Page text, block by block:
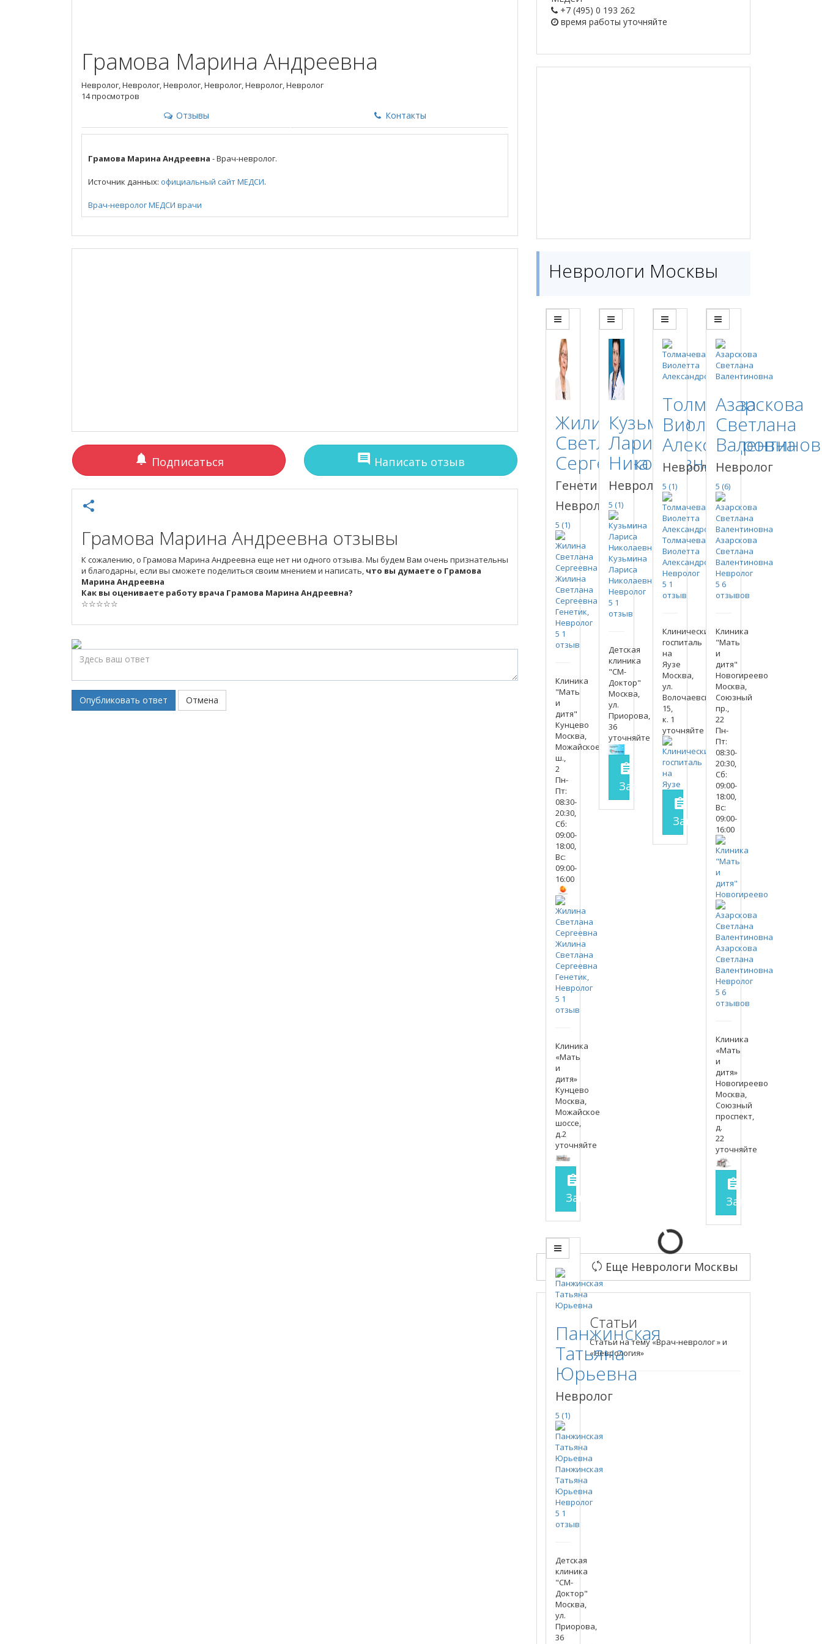
Грамова Марина Андреевна
Невролог, Невролог, Невролог, Невролог, Невролог, Невролог
14 просмотров
Отзывы Контакты
Грамова Марина Андреевна - Врач-невролог.
Источник данных: официальный сайт МЕДСИ.
Врач-неврологМЕДСИ врачи
notifications Подписаться comment Написать отзыв
share
Грамова Марина Андреевна отзывы
К сожалению, о Грамова Марина Андреевна еще нет ни одного отзыва. Мы будем Вам очень признательны
и благодарны, если вы сможете поделиться своим мнением и написать, что вы думаете о Грамова
Марина Андреевна
Как вы оцениваете работу врача Грамова Марина Андреевна?
☆☆☆☆☆
Опубликовать ответ Отмена
+7 (495) 0 193 262
время работы уточняйте
Неврологи Москвы
Жилина
Светлана
Сергеевна
Генетик,
Невролог
5 (1)
Жилина
Светлана
Сергеевна
Генетик,
Невролог
5 1
отзыв
Клиника
"Мать
и
дитя"
Кунцево
Москва,
Можайское
ш.,
2
Пн-
Пт:
08:30-
20:30,
Сб:
09:00-
18:00,
Вс:
09:00-
16:00
Жилина
Светлана
Сергеевна
Генетик,
Невролог
5 1
отзыв
Клиника
«Мать
и
дитя»
Кунцево
Москва,
Можайское
шоссе,
д.2
уточняйте
assignment
Запись на прием
заполнить форму онлайн
Кузьмина
Лариса
Николаевна
Невролог
5 (1)
Кузьмина
Лариса
Николаевна
Невролог
5 1
отзыв
Детская
клиника
"СМ-
Доктор"
Москва,
ул.
Приорова,
36
уточняйте
assignment
Запись на прием заполнить форму
Толмачева
Виолетта
Александровна
Невролог
5 (1)
Толмачева
Виолетта
Александровна
Невролог
5 1
отзыв
Клинический
госпиталь
на
Яузе
Москва,
ул.
Волочаевская,
15,
к. 1
уточняйте
assignment
Запись на прием
Азарскова
Светлана
Невролог
5 (6)
Азарскова
Светлана
Валентиновна
Невролог
5 6
отзывов
Клиника
"Мать
и
дитя"
Новогиреево
Москва,
Союзный
пр.,
22
Пн-
Пт:
08:30-
20:30,
Сб:
09:00-
18:00,
Вс:
09:00-
16:00
Азарскова
Светлана
Валентиновна
Невролог
5 6
отзывов
Клиника
«Мать
и
дитя»
Новогиреево
Москва,
Союзный
проспект,
д.
22
уточняйте
assignment
Запись на прием
Панжинская
Татьяна
Юрьевна
Невролог
5 (1)
Панжинская
Татьяна
Юрьевна
Невролог
5 1
отзыв
Детская
клиника
"СМ-
Доктор"
Москва,
ул.
Приорова,
36
Еще Неврологи Москвы
Статьи
Статьи на тему «Врач-невролог » и
«Неврология»